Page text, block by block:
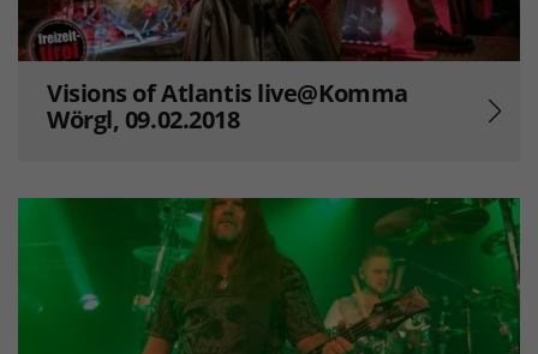
Visions of Atlantis live@Komma
Wörgl, 09.02.2018